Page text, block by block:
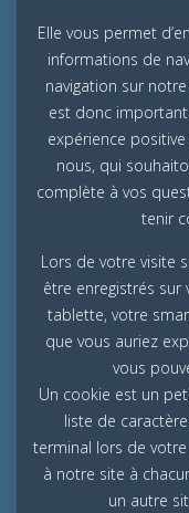
Elle vous permet
informations de
navigation sur
est donc
expérience
nous, qui
complète à vos
tenir
Lors de votre visite
être enregistrés
tablette, votre
que vous auriez
vous
Un cookie est un
liste de
terminal lors de
à notre site à
un autre